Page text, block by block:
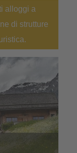
alloggi a
di strutture